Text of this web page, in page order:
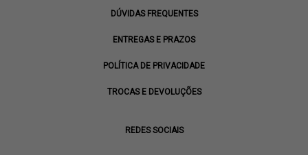
DÚVIDAS FREQUENTES
ENTREGAS E PRAZOS
POLÍTICA DE PRIVACIDADE
TROCAS E DEVOLUÇÕES
REDES SOCIAIS